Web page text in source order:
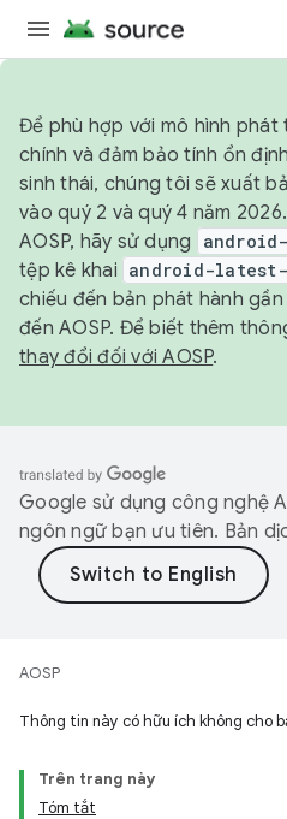
Để phù hợp với mô hình phát
chính và đảm bảo tính ổn
sinh thái, chúng tôi sẽ xuất
vào quý 2 và quý 4 năm
AOSP, hãy sử dụng
tệp kê khai android-
chiếu đến bản phát hành
đến AOSP. Để biết thêm
thay đổi đối với AOSP.
Google sử dụng công nghệ
ngôn ngữ bạn ưu tiên. Bản
AOSP
Thông tin này có hữu ích không cho
Trên trang này
Tóm tắt